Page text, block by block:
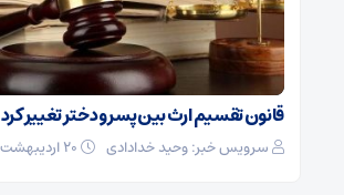
قانون تقسیم ارث بین پسر و دختر تغییر کرد
سرویس خبر: وحید خدادادی